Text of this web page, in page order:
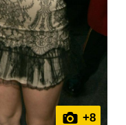
+8